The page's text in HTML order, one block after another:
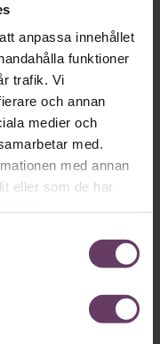
anpassa innehållet
funktioner
trafik. Vi
och annan
medier och
med.
med annan
eller som de har
den måttfulla
säger
”Hellre en
än en